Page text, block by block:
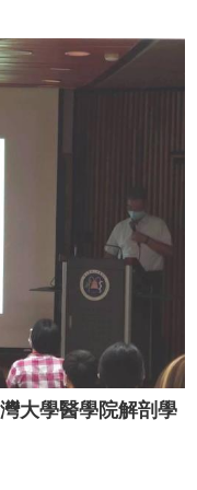
大學醫學院解剖學